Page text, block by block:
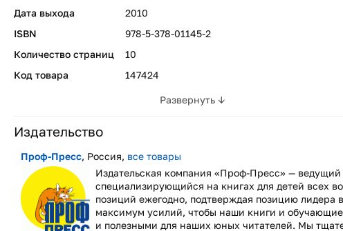
Развернуть ↓
Дата выхода
2010
ISBN
978-5-378-01145-2
Количество страниц
10
Код товара
147424
Издательство
Проф-Пресс, Россия, все товары
Издательская компания «Проф-Пресс» — ведущий
специализирующийся на книгах для детей всех
позиций ежегодно, подтверждая позицию лидера
максимум усилий, чтобы наши книги и
и полезными для наших юных читателей. Мы